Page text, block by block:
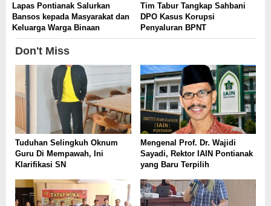
Lapas Pontianak Salurkan
Bansos kepada Masyarakat dan
Keluarga Warga Binaan
Tim Tabur Tangkap Sahbani
DPO Kasus Korupsi
Penyaluran BPNT
Don't Miss
Tuduhan Selingkuh Oknum
Guru Di Mempawah, Ini
Klarifikasi SN
Mengenal Prof. Dr. Wajidi
Sayadi, Rektor IAIN Pontianak
yang Baru Terpilih